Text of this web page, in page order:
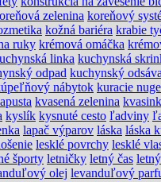
zelenina koreňový
kožná bariéra krabie
ruky krémová omáčka
linka kuchynská
odpad kuchynský
nábytok kuracie
kvasená zelenina
kyslík kysnuté cesto ľadviny
lapač výparov láska láska
lesklé povrchy lesklé
športy letničky letný čas
olej levanduľový